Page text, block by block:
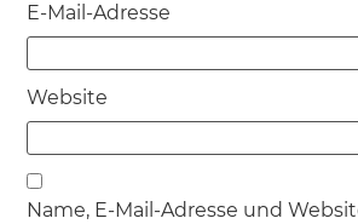
E-Mail-Adresse
Website
Name, E-Mail-Adresse und